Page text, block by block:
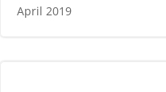
April 2019